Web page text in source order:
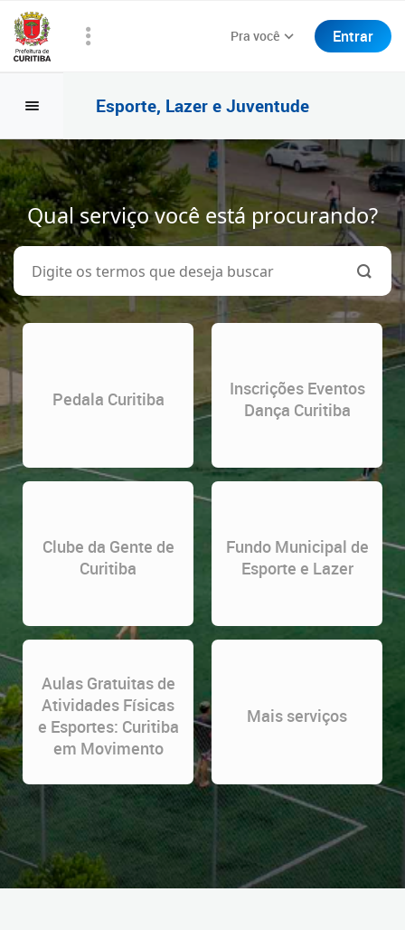
Pra você Entrar
Esporte, Lazer e Juventude
Qual serviço você está procurando?
Pedala Curitiba
Inscrições Eventos
Dança Curitiba
Clube da Gente de
Curitiba
Fundo Municipal de
Esporte e Lazer
Aulas Gratuitas de
Atividades Físicas
e Esportes: Curitiba
em Movimento
Mais serviços